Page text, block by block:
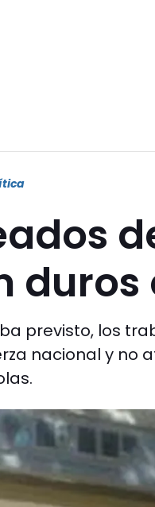
duros
previsto, los
nacional y no